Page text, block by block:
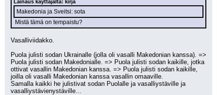
Lainaus käyttäjältä: kirja
Makedonia ja Sveitsi: sota
Mistä tämä on tempaistu?
Vasalliviidakko.
Puola julisti sodan Ukrainalle (jolla oli vasalli Makedonian kanssa). =>
Puola julisti sodan Makedonialle. => Puola julisti sodan kaikille, jotka
ottivat vasallin Makedonian kanssa. => Puola julisti sodan kaikille,
joilla oli vasalli Makedonian kanssa vasallin omaaville.
Samalla kaikki he julistivat sodan Puolalle ja vasalliystäville ja
vasalliystävienystäville...